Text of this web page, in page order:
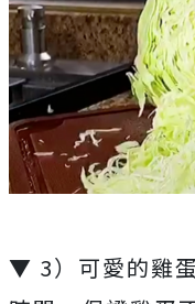
▼ 3）可愛的雞